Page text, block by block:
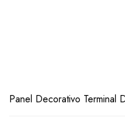
Panel Decorativo